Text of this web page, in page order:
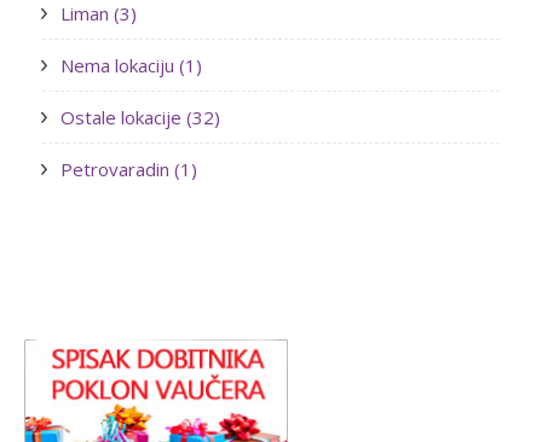
Liman (3)
Nema lokaciju (1)
Ostale lokacije (32)
Petrovaradin (1)